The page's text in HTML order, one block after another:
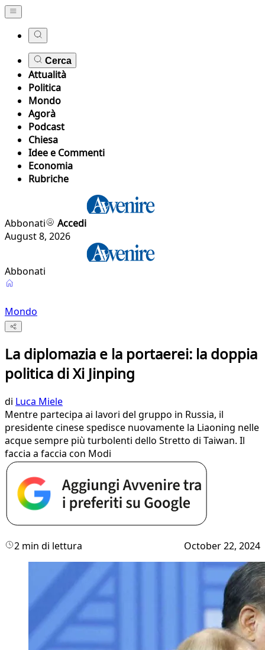
Cerca
Attualità
Politica
Mondo
Agorà
Podcast
Chiesa
Idee e Commenti
Economia
Rubriche
Abbonati
Accedi
August 8, 2026
Abbonati
Mondo
La diplomazia e la portaerei: la doppia
politica di Xi Jinping
di Luca Miele
Mentre partecipa ai lavori del gruppo in Russia, il
presidente cinese spedisce nuovamente la Liaoning nelle
acque sempre più turbolenti dello Stretto di Taiwan. Il
faccia a faccia con Modi
2 min di lettura October 22, 2024